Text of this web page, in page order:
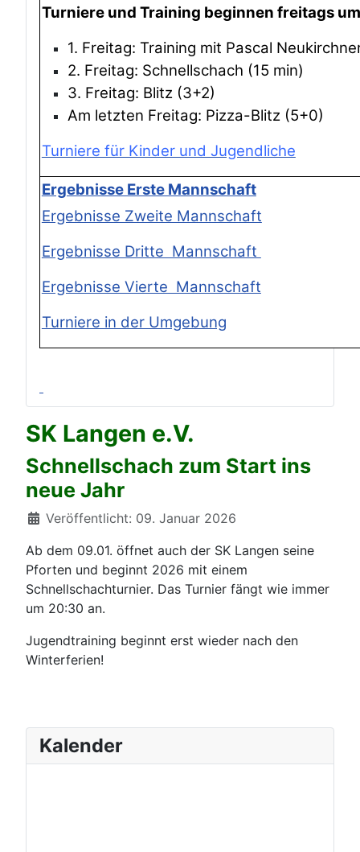
Turniere und Training beginnen freitags
1. Freitag: Training mit Pascal
2. Freitag: Schnellschach (15 min)
3. Freitag: Blitz (3+2)
Am letzten Freitag: Pizza-Blitz (5+0)
Turniere für Kinder und Jugendliche
Ergebnisse Erste Mannschaft
Ergebnisse Zweite Mannschaft
Ergebnisse Dritte Mannschaft
Ergebnisse Vierte Mannschaft
Turniere in der Umgebung
SK Langen e.V.
Schnellschach zum Start ins
neue Jahr
Details
Veröffentlicht: 09. Januar 2026
Ab dem 09.01. öffnet auch der SK Langen seine
Pforten und beginnt 2026 mit einem
Schnellschachturnier. Das Turnier fängt wie immer
um 20:30 an.
Jugendtraining beginnt erst wieder nach den
Winterferien!
Kalender